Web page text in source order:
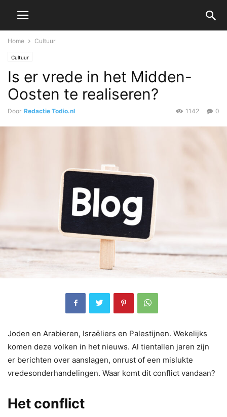
Home Cultuur
Cultuur
Is er vrede in het Midden-
Oosten te realiseren?
Door Redactie Todio.nl 0
1142
Joden en Arabieren, Israëliers en Palestijnen. Wekelijks
komen deze volken in het nieuws. Al tientallen jaren zijn
er berichten over aanslagen, onrust of een mislukte
vredesonderhandelingen. Waar komt dit conflict vandaan?
Het conflict